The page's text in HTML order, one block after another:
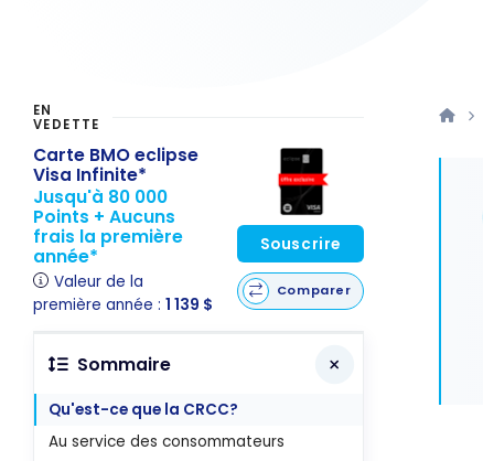
EN
VEDETTE
Carte BMO eclipse
Visa Infinite*
Jusqu'à 80 000
Points + Aucuns
frais la première
année*
Valeur de la
première année : 1 139 $
Souscrire
Comparer
Sommaire
Qu'est-ce que la CRCC?
Au service des consommateurs